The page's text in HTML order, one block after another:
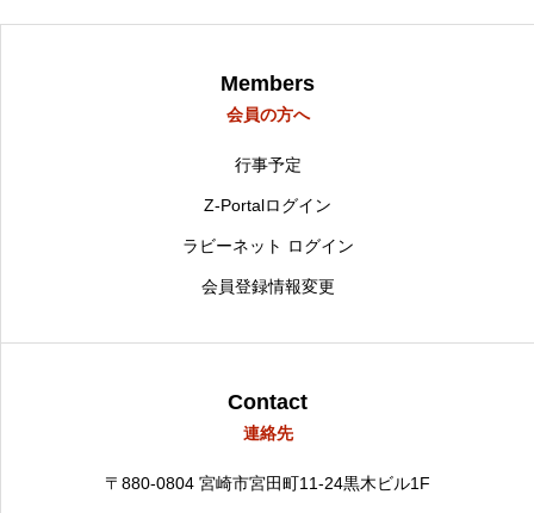
Members
会員の方へ
行事予定
Z-Portalログイン
ラビーネット ログイン
会員登録情報変更
Contact
連絡先
〒880-0804 宮崎市宮田町11-24黒木ビル1F